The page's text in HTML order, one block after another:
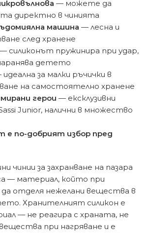
— можете да
директно в чинията
машина — лесна и
след хранене
— силиконът пружинира при удар,
детето
за малки ръчички в
на самостоятелно хранене
герои — ексклузивни
Junior, налични в множество
е по-добрият избор пред
чинии за захранване на пазара
— материал, който при
да отделя нежелани вещества в
Хранителният силикон е
— не реагира с храната, не
при нагряване и е